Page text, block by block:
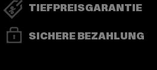
TIEFPREISGARANTIE
SICHERE BEZAHLUNG